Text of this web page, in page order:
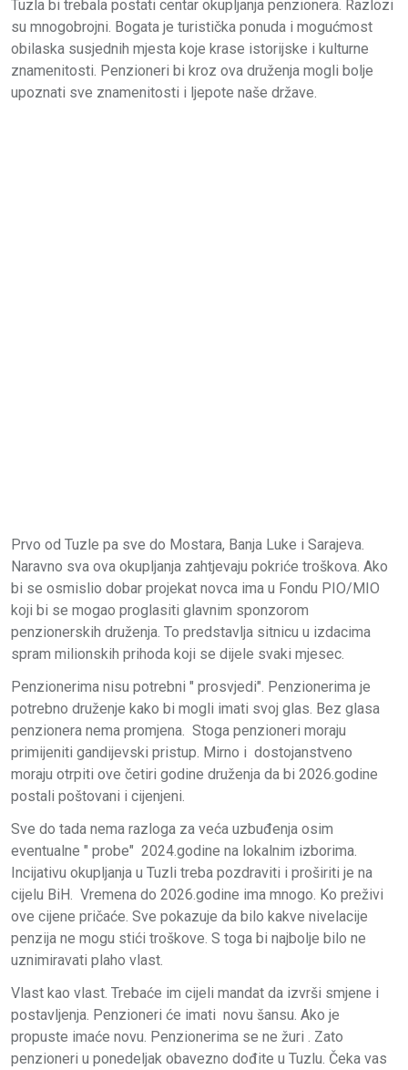
Tuzla bi trebala postati centar okupljanja penzionera. Razlozi
su mnogobrojni. Bogata je turistička ponuda i mogućmost
obilaska susjednih mjesta koje krase istorijske i kulturne
znamenitosti. Penzioneri bi kroz ova druženja mogli bolje
upoznati sve znamenitosti i ljepote naše države.
Prvo od Tuzle pa sve do Mostara, Banja Luke i Sarajeva.
Naravno sva ova okupljanja zahtjevaju pokriće troškova. Ako
bi se osmislio dobar projekat novca ima u Fondu PIO/MIO
koji bi se mogao proglasiti glavnim sponzorom
penzionerskih druženja. To predstavlja sitnicu u izdacima
spram milionskih prihoda koji se dijele svaki mjesec.
Penzionerima nisu potrebni " prosvjedi". Penzionerima je
potrebno druženje kako bi mogli imati svoj glas. Bez glasa
penzionera nema promjena. Stoga penzioneri moraju
primijeniti gandijevski pristup. Mirno i dostojanstveno
moraju otrpiti ove četiri godine druženja da bi 2026.godine
postali poštovani i cijenjeni.
Sve do tada nema razloga za veća uzbuđenja osim
eventualne " probe" 2024.godine na lokalnim izborima.
Incijativu okupljanja u Tuzli treba pozdraviti i proširiti je na
cijelu BiH. Vremena do 2026.godine ima mnogo. Ko preživi
ove cijene pričaće. Sve pokazuje da bilo kakve nivelacije
penzija ne mogu stići troškove. S toga bi najbolje bilo ne
uznimiravati plaho vlast.
Vlast kao vlast. Trebaće im cijeli mandat da izvrši smjene i
postavljenja. Penzioneri će imati novu šansu. Ako je
propuste imaće novu. Penzionerima se ne žuri . Zato
penzioneri u ponedeljak obavezno dođite u Tuzlu. Čeka vas